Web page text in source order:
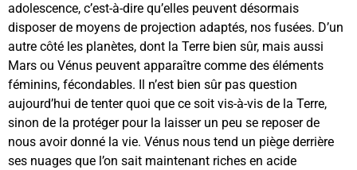
adolescence, c’est-à-dire qu’elles peuvent désormais
disposer de moyens de projection adaptés, nos fusées. D’un
autre côté les planètes, dont la Terre bien sûr, mais aussi
Mars ou Vénus peuvent apparaître comme des éléments
féminins, fécondables. Il n’est bien sûr pas question
aujourd’hui de tenter quoi que ce soit vis-à-vis de la Terre,
sinon de la protéger pour la laisser un peu se reposer de
nous avoir donné la vie. Vénus nous tend un piège derrière
ses nuages que l’on sait maintenant riches en acide